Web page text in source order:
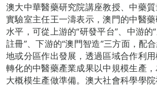
澳大中華醫藥研究院講座教授、中藥
實驗室主任王一濤表示，澳門的中醫
水平，可從上游的“研發平台”、中游的
註冊”、下游的“澳門智造”三方面，配
地或分區作出發展，透過區域合作利
轉化的中醫藥產業成果以中規模生產
大概模生產做準備。澳大社會科學學